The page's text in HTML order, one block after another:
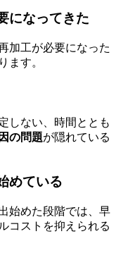
になってきた
加工が必要になった
ます。
しない、時間ととも
の問題が隠れている
めている
始めた段階では、早
コストを抑えられる